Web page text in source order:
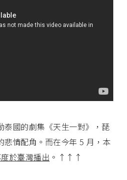
國的劇集《天生一對》，琵
悲情配角。而在今年 5 月，本
於臺灣播出 。↑↑↑